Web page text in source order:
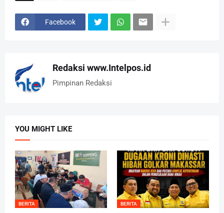
Facebook
Redaksi www.Intelpos.id
Pimpinan Redaksi
YOU MIGHT LIKE
BERITA BERITA